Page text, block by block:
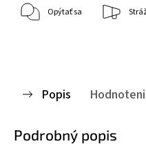
Opýtať sa
Popis
Podrobný popis